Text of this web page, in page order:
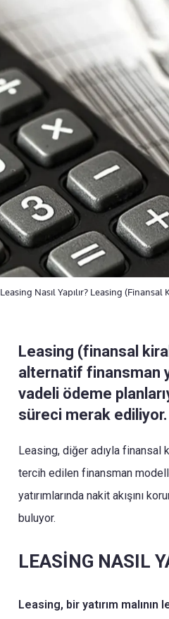
Leasing Nasıl Yapılır? Leasing
Leasing (finansal
alternatif finansman
vadeli ödeme
süreci merak ediliyor.
Leasing, diğer adıyla finansal
tercih edilen finansman
yatırımlarında nakit akışını
buluyor.
LEASİNG NASIL
Leasing, bir yatırım